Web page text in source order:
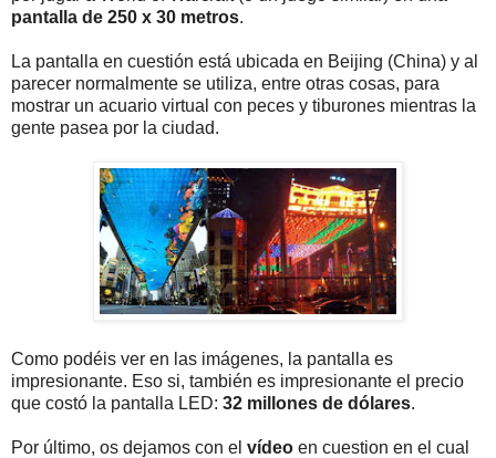
pantalla de 250 x 30 metros.
La pantalla en cuestión está ubicada en Beijing (China) y al
parecer normalmente se utiliza, entre otras cosas, para
mostrar un acuario virtual con peces y tiburones mientras la
gente pasea por la ciudad.
Como podéis ver en las imágenes, la pantalla es
impresionante. Eso si, también es impresionante el precio
que costó la pantalla LED: 32 millones de dólares.
Por último, os dejamos con el vídeo en cuestion en el cual